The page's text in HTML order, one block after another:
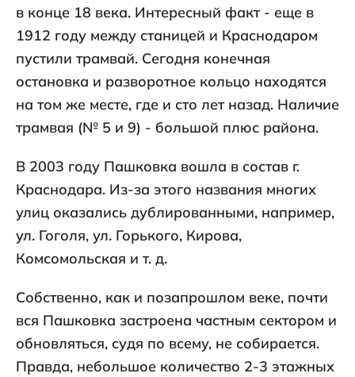
в конце 18 века. Интересный факт - еще в
1912 году между станицей и Краснодаром
пустили трамвай. Сегодня конечная
остановка и разворотное кольцо находятся
на том же месте, где и сто лет назад. Наличие
трамвая (№ 5 и 9) - большой плюс района.
В 2003 году Пашковка вошла в состав г.
Краснодара. Из-за этого названия многих
улиц оказались дублированными, например,
ул. Гоголя, ул. Горького, Кирова,
Комсомольская и т. д.
Собственно, как и позапрошлом веке, почти
вся Пашковка застроена частным сектором и
обновляться, судя по всему, не собирается.
Правда, небольшое количество 2-3 этажных